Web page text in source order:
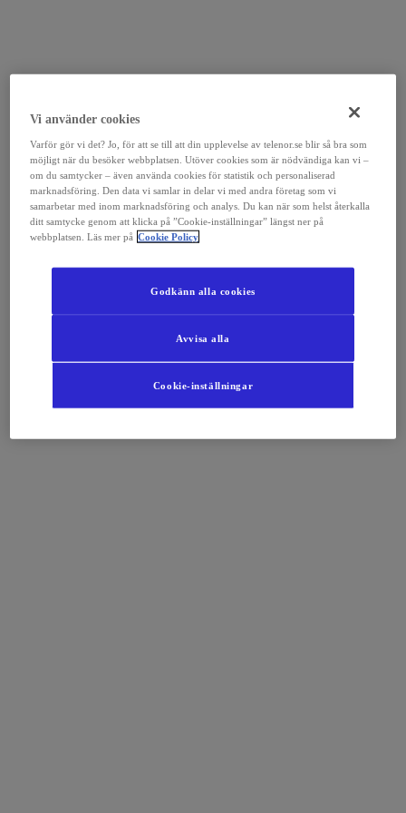
Vi använder cookies
Varför gör vi det? Jo, för att se till att din upplevelse av telenor.se blir så bra som
möjligt när du besöker webbplatsen. Utöver cookies som är nödvändiga kan vi –
om du samtycker – även använda cookies för statistik och personaliserad
marknadsföring. Den data vi samlar in delar vi med andra företag som vi
samarbetar med inom marknadsföring och analys. Du kan när som helst återkalla
ditt samtycke genom att klicka på ”Cookie-inställningar” längst ner på
webbplatsen. Läs mer på Cookie Policy
Cookie-inställningar
Avvisa alla
Godkänn alla cookies